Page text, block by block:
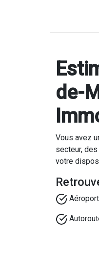
de-
Vous avez
secteur,
votre